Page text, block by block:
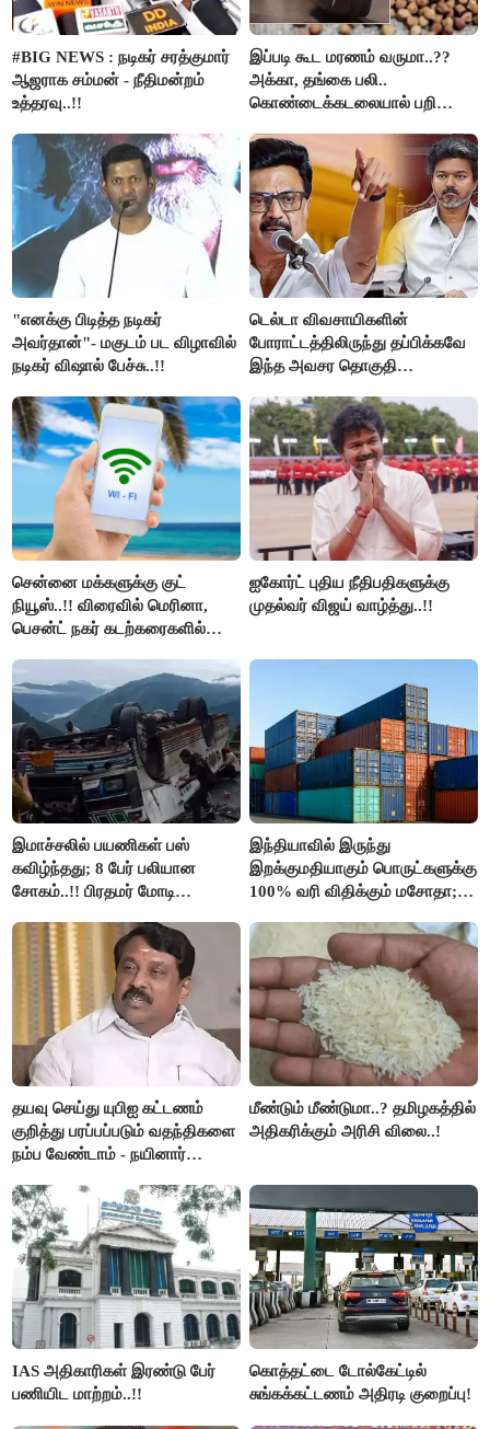
#BIG NEWS : நடிகர் சரத்குமார்
ஆஜராக சம்மன் - நீதிமன்றம்
உத்தரவு..!!
இப்படி கூட மரணம் வருமா..??
அக்கா, தங்கை பலி..
கொண்டைக்கடலையால் பறிபோன
"எனக்கு பிடித்த நடிகர்
அவர்தான்"- மகுடம் பட விழாவில்
நடிகர் விஷால் பேச்சு..!!
டெல்டா விவசாயிகளின்
போராட்டத்திலிருந்து தப்பிக்கவே
இந்த அவசர தொகுதி
அரங்கேற்றுகிறார் முதலமைச்சர் -
திமுக ஐடி விங்..!!
சென்னை மக்களுக்கு குட்
நியூஸ்..!! விரைவில் மெரினா,
பெசன்ட் நகர் கடற்கரைகளில்
ஐகோர்ட் புதிய நீதிபதிகளுக்கு
முதல்வர் விஜய் வாழ்த்து..!!
இமாச்சலில் பயணிகள் பஸ்
கவிழ்ந்தது; 8 பேர் பலியான
சோகம்..!! பிரதமர் மோடி
இந்தியாவில் இருந்து
இறக்குமதியாகும் பொருட்களுக்கு
100% வரி விதிக்கும் மசோதா;
தயவு செய்து யுபிஐ கட்டணம்
குறித்து பரப்பப்படும் வதந்திகளை
நம்ப வேண்டாம் - நயினார்
மீண்டும் மீண்டுமா..? தமிழகத்தில்
அதிகரிக்கும் அரிசி விலை..!
IAS அதிகாரிகள் இரண்டு பேர்
பணியிட மாற்றம்..!!
கொத்தட்டை டோல்கேட்டில்
சுங்கக்கட்டணம் அதிரடி குறைப்பு!